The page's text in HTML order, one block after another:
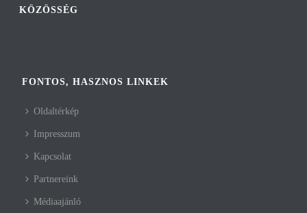
KÖZÖSSÉG
FONTOS, HASZNOS LINKEK
Oldaltérkép
Impresszum
Kapcsolat
Partnereink
Médiaajánló